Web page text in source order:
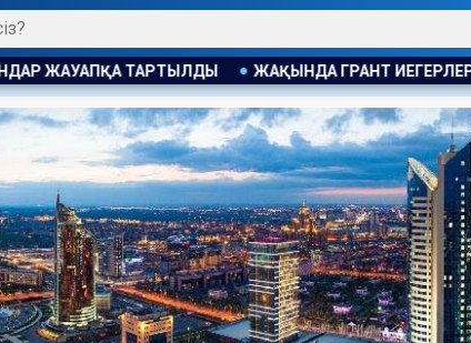
ЖАҚЫНДА ГРАНТ ИЕГЕРЛЕРІНІҢ ТІЗІМІ ЖАРИЯЛАНАДЫ